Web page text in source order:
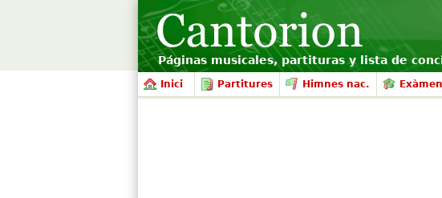
Páginas musicales, partituras y lista de
Inici Partitures Himnes nac.